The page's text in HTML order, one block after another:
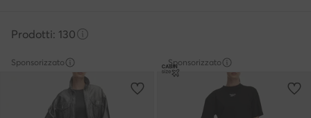
Prodotti: 130
Sponsorizzato Sponsorizzato